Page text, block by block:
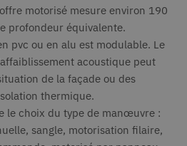
motorisé mesure environ 190
profondeur équivalente.
pvc ou en alu est modulable. Le
acoustique peut
de la façade ou des
thermique.
le choix du type de manœuvre :
sangle, motorisation filaire,